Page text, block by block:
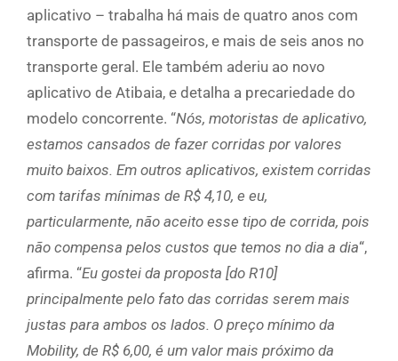
aplicativo – trabalha há mais de quatro anos com
transporte de passageiros, e mais de seis anos no
transporte geral. Ele também aderiu ao novo
aplicativo de Atibaia, e detalha a precariedade do
modelo concorrente. “Nós, motoristas de aplicativo,
estamos cansados de fazer corridas por valores
muito baixos. Em outros aplicativos, existem corridas
com tarifas mínimas de R$ 4,10, e eu,
particularmente, não aceito esse tipo de corrida, pois
não compensa pelos custos que temos no dia a dia“,
afirma. “Eu gostei da proposta [do R10]
principalmente pelo fato das corridas serem mais
justas para ambos os lados. O preço mínimo da
Mobility, de R$ 6,00, é um valor mais próximo da